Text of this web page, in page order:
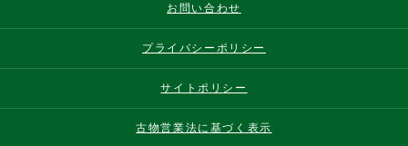
お問い合わせ
プライバシーポリシー
サイトポリシー
古物営業法に基づく表示